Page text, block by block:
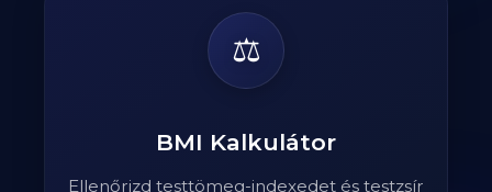
⚖️
BMI Kalkulátor
Ellenőrizd testtömeg-indexedet és testzsír